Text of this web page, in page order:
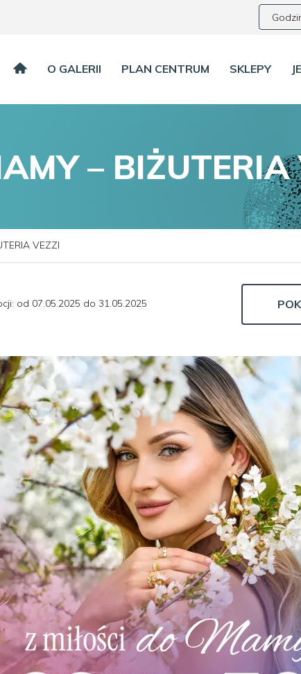
O GALERII PLAN CENTRUM SKLEPY
– BIŻUTERIA
VEZZI
od 07.05.2025 do 31.05.2025